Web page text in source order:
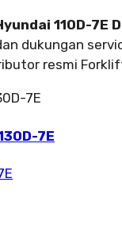
110D-7E
dukungan
resmi
7E